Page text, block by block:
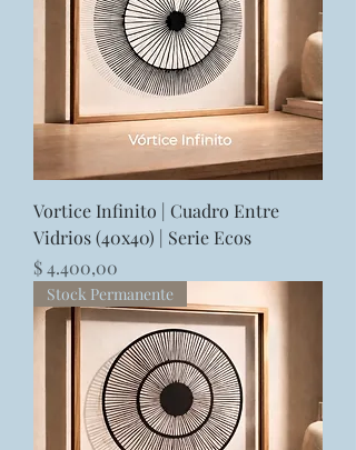
Vortice Infinito | Cuadro Entre
Vidrios (40x40) | Serie Ecos
Precio
$ 4.400,00
Stock Permanente